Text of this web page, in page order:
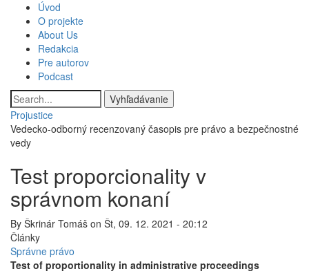
hlavný
obsah
Main
navigation
Úvod
O projekte
About Us
Redakcia
Pre autorov
Podcast
Vyhľadávanie
Projustice
Vedecko-odborný recenzovaný časopis pre právo a bezpečnostné
vedy
Test proporcionality v
správnom konaní
By Škrinár Tomáš on Št, 09. 12. 2021 - 20:12
Články
Správne právo
Test of proportionality in administrative proceedings